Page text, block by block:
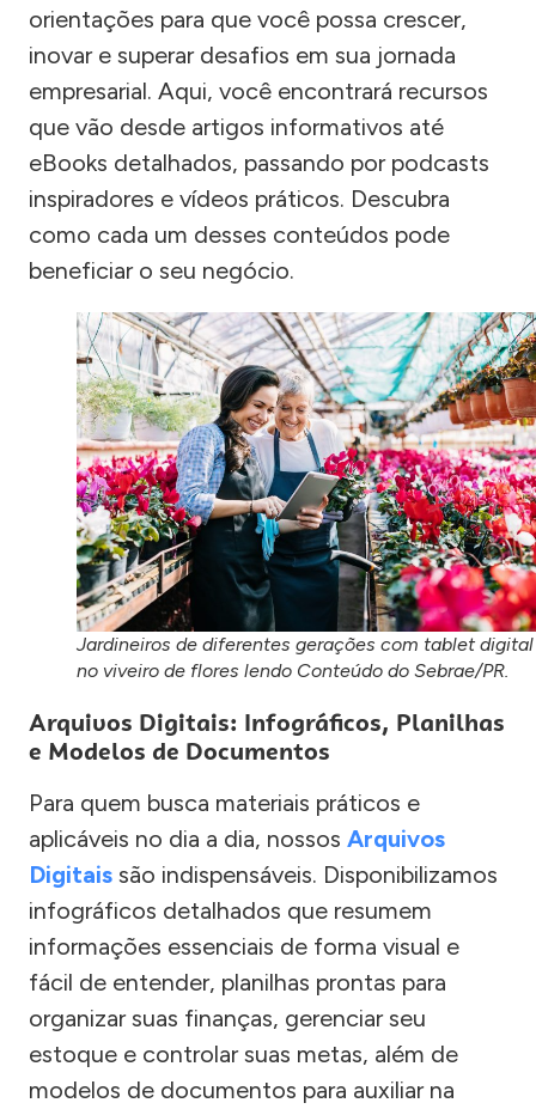
orientações para que você possa crescer,
inovar e superar desafios em sua jornada
empresarial. Aqui, você encontrará recursos
que vão desde artigos informativos até
eBooks detalhados, passando por podcasts
inspiradores e vídeos práticos. Descubra
como cada um desses conteúdos pode
beneficiar o seu negócio.
Jardineiros de diferentes gerações com tablet digital
no viveiro de flores lendo Conteúdo do Sebrae/PR.
Arquivos Digitais: Infográficos, Planilhas
e Modelos de Documentos
Para quem busca materiais práticos e
aplicáveis no dia a dia, nossos Arquivos
Digitais são indispensáveis. Disponibilizamos
infográficos detalhados que resumem
informações essenciais de forma visual e
fácil de entender, planilhas prontas para
organizar suas finanças, gerenciar seu
estoque e controlar suas metas, além de
modelos de documentos para auxiliar na